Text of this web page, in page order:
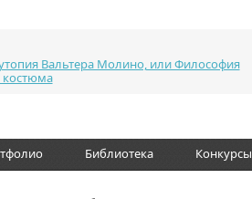
Вальтера Молино, или Философия
Библиотека Конкурсы